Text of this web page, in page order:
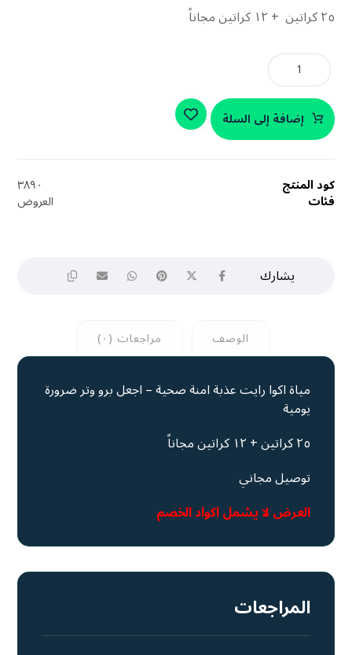
٢٥ كراتين + ١٢ كراتين مجاناً
إضافة إلى السلة
كود المنتج ٣٨٩٠
فئات العروض
الوصف مراجعات (٠)
مياة اكوا رايت عذبة امنة صحية – اجعل برو وتر ضرورة
يومية
٢٥ كراتين + ١٢ كراتين مجاناً
توصيل مجاني
العرض لا يشمل اكواد الخصم
المراجعات